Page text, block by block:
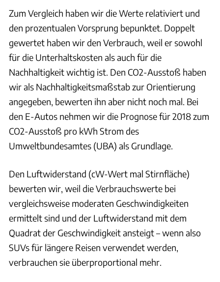
Zum Vergleich haben wir die Werte relativiert und
den prozentualen Vorsprung bepunktet. Doppelt
gewertet haben wir den Verbrauch, weil er sowohl
für die Unterhaltskosten als auch für die
Nachhaltigkeit wichtig ist. Den CO2-Ausstoß haben
wir als Nachhaltigkeitsmaßstab zur Orientierung
angegeben, bewerten ihn aber nicht noch mal. Bei
den E-Autos nehmen wir die Prognose für 2018 zum
CO2-Ausstoß pro kWh Strom des
Umweltbundesamtes (UBA) als Grundlage.
Den Luftwiderstand (cW-Wert mal Stirnfläche)
bewerten wir, weil die Verbrauchswerte bei
vergleichsweise moderaten Geschwindigkeiten
ermittelt sind und der Luftwiderstand mit dem
Quadrat der Geschwindigkeit ansteigt – wenn also
SUVs für längere Reisen verwendet werden,
verbrauchen sie überproportional mehr.